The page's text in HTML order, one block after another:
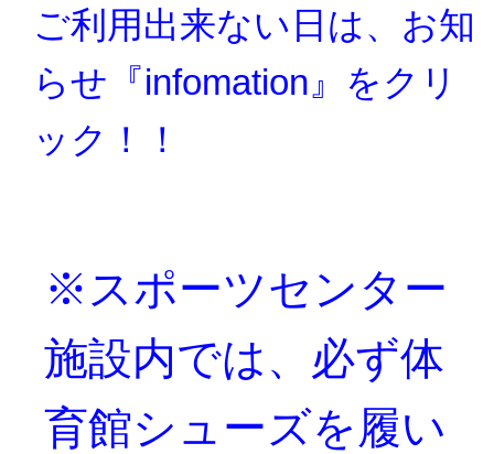
ご利用出来ない日は、お知
らせ『infomation』をクリ
ック！！
※スポーツセンター
施設内では、必ず体
育館シューズを履い